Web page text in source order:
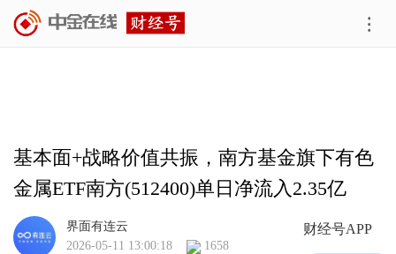
基本面+战略价值共振，南方基金旗下有色
金属ETF南方(512400)单日净流入2.35亿
元！
财经号APP
界面有连云
2026-05-11 13:00:18
1658